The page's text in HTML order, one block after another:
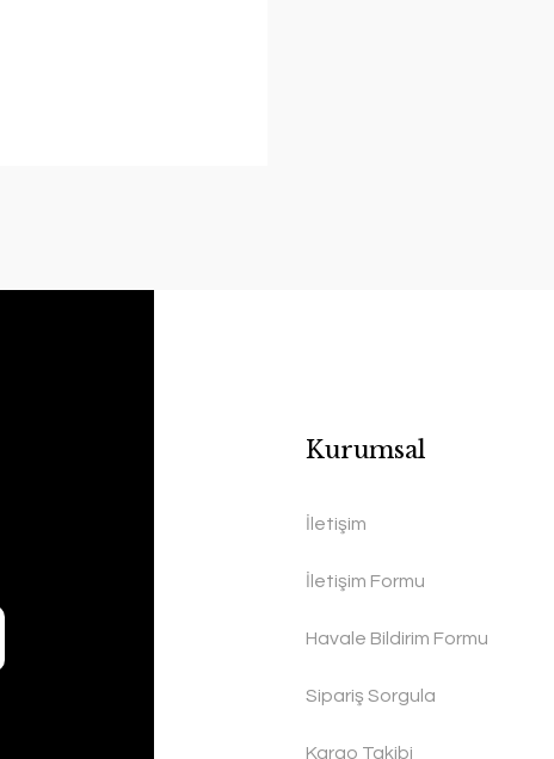
Kurumsal
İletişim
İletişim Formu
Havale Bildirim Formu
Sipariş Sorgula
Kargo Takibi